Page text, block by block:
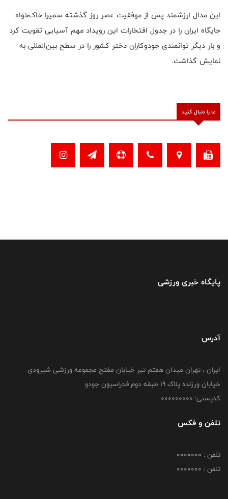
این مدال ارزشمند پس از موفقیت‌ عصر روز گذشته سمیرا خاک‌خواه
جایگاه ایران را در جدول افتخارات این رویداد مهم آسیایی تقویت کرد
و بار دیگر توانمندی جودوکاران دختر کشور را در سطح بین‌المللی به
نمایش گذاشت.
ما را دنبال کنید
پایگاه خبری ورزشی
آدرس
ایران ، تهران میدان هفتم تیر خیابان مفتح مجموعه ورزشی شیرودی
خیابان ورزنده پلاک ۱۹ طبقه دوم فدراسیون جودو
کدپستی: 000000000
تلفن و فکس
تلفن : 0000000
تلفن : 0000000